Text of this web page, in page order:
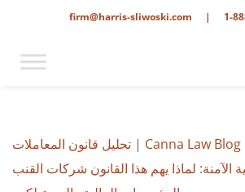
1-
|
firm@harris-sliwoski.com
Canna Law Blog
| تحليل قانون المعاملات
الآمنة: لماذا يهم هذا القانون شركات القنب